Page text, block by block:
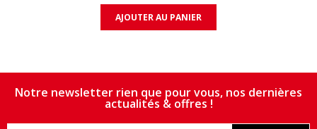
AJOUTER AU PANIER
Notre newsletter rien que pour vous, nos dernières
actualités & offres !